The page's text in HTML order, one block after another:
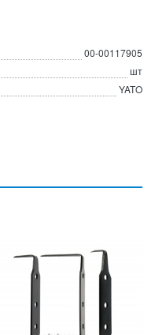
00-00117905
шт
YATO